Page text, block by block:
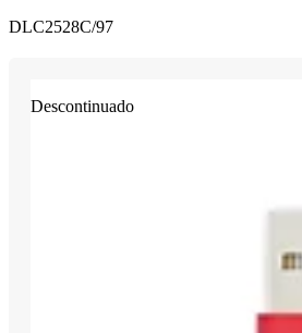
DLC2528C/97
Descontinuado